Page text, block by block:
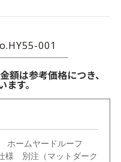
001
額は参考価格につき、
ます。
ホームヤードルーフ
別注（マットダーク